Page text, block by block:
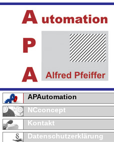
APAutomation
NCconcept
Kontakt
Datenschutzerklärung